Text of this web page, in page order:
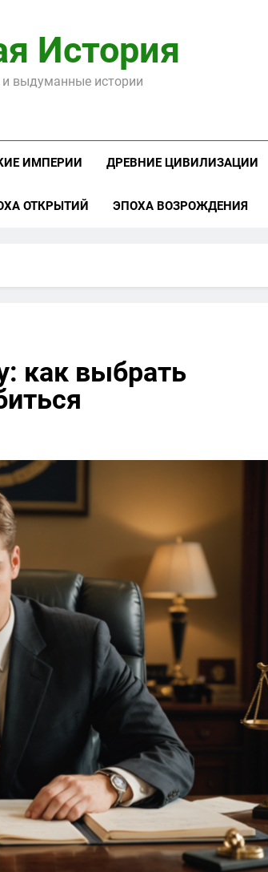
История
выдуманные истории
ИМПЕРИИ ДРЕВНИЕ ЦИВИЛИЗАЦИИ
ОТКРЫТИЙ ЭПОХА ВОЗРОЖДЕНИЯ
как выбрать